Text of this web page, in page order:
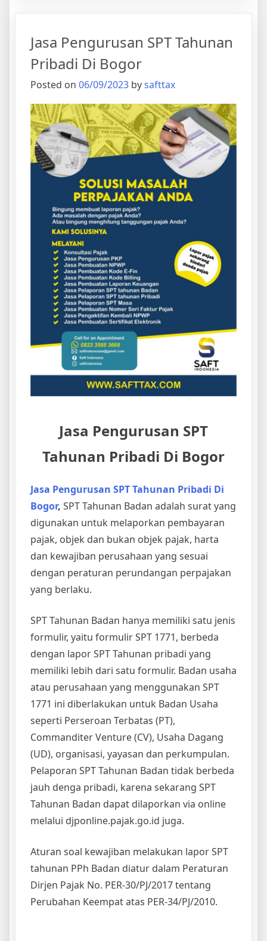
Jasa Pengurusan SPT Tahunan
Pribadi Di Bogor
Posted on 06/09/2023 bysafttax
Jasa Pengurusan SPT
Tahunan Pribadi Di Bogor
Jasa Pengurusan SPT Tahunan Pribadi Di
Bogor, SPT Tahunan Badan adalah surat yang
digunakan untuk melaporkan pembayaran
pajak, objek dan bukan objek pajak, harta
dan kewajiban perusahaan yang sesuai
dengan peraturan perundangan perpajakan
yang berlaku.
SPT Tahunan Badan hanya memiliki satu jenis
formulir, yaitu formulir SPT 1771, berbeda
dengan lapor SPT Tahunan pribadi yang
memiliki lebih dari satu formulir. Badan usaha
atau perusahaan yang menggunakan SPT
1771 ini diberlakukan untuk Badan Usaha
seperti Perseroan Terbatas (PT),
Commanditer Venture (CV), Usaha Dagang
(UD), organisasi, yayasan dan perkumpulan.
Pelaporan SPT Tahunan Badan tidak berbeda
jauh denga pribadi, karena sekarang SPT
Tahunan Badan dapat dilaporkan via online
melalui djponline.pajak.go.id juga.
Aturan soal kewajiban melakukan lapor SPT
tahunan PPh Badan diatur dalam Peraturan
Dirjen Pajak No. PER-30/PJ/2017 tentang
Perubahan Keempat atas PER-34/PJ/2010.